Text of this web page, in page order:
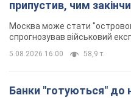
припустив, чим
Москва може стати
спрогнозував військовий
5.08.2026 16:00 58,9 т.
Банки "готуються" до